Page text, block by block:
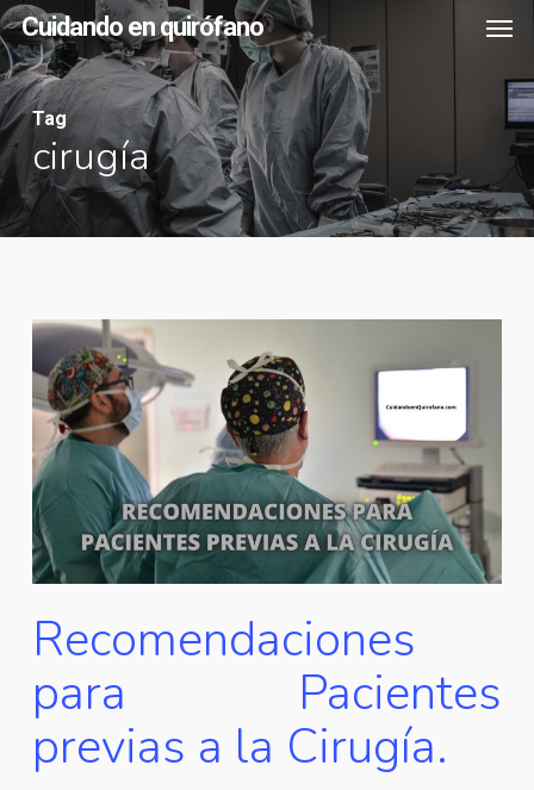
Skip
to
main
content
Cuidando en quirófano
Tag
cirugía
Recomendaciones
para Pacientes
previas a la Cirugía.